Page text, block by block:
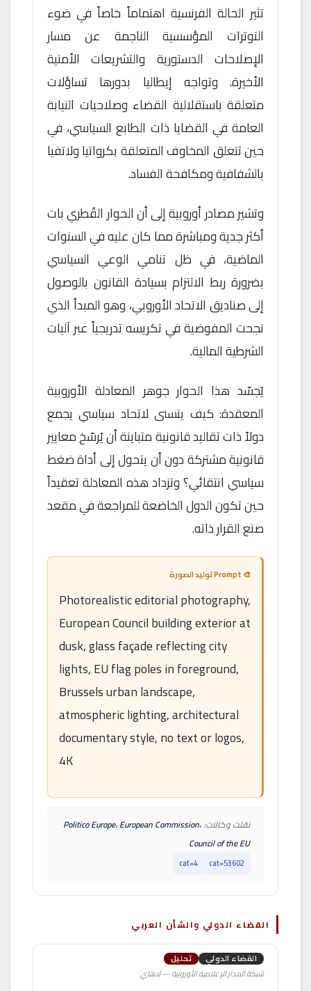
تثير الحالة الفرنسية اهتماماً خاصاً في ضوء
التوترات المؤسسية الناجمة عن مسار
الإصلاحات الدستورية والتشريعات الأمنية
الأخيرة. وتواجه إيطاليا بدورها تساؤلات
متعلقة باستقلالية القضاء وصلاحيات النيابة
العامة في القضايا ذات الطابع السياسي، في
حين تتعلق المخاوف المتعلقة بكرواتيا ولاتفيا
بالشفافية ومكافحة الفساد.
وتشير مصادر أوروبية إلى أن الحوار القُطري بات
أكثر جدية ومباشرة مما كان عليه في السنوات
الماضية، في ظل تنامي الوعي السياسي
بضرورة ربط الالتزام بسيادة القانون بالوصول
إلى صناديق الاتحاد الأوروبي، وهو المبدأ الذي
نجحت المفوضية في تكريسه تدريجياً عبر آليات
الشرطية المالية.
يُجسّد هذا الحوار جوهر المعادلة الأوروبية
المعقدة: كيف يتسنى لاتحاد سياسي يجمع
دولاً ذات تقاليد قانونية متباينة أن يُرسّخ معايير
قانونية مشتركة دون أن يتحول إلى أداة ضغط
سياسي انتقائي؟ وتزداد هذه المعادلة تعقيداً
حين تكون الدول الخاضعة للمراجعة في مقعد
صنع القرار ذاته.
🎨 Prompt توليد الصورة
Photorealistic editorial photography,
European Council building exterior at
dusk, glass façade reflecting city
lights, EU flag poles in foreground,
Brussels urban landscape,
atmospheric lighting, architectural
documentary style, no text or logos,
4K
نقلت وكالات:Politico Europe، European Commission،
Council of the EU
cat=53602
cat=4
القضاء الدولي والشأن العربي
القضاء الدولي
تحليل
شبكة المدار الإعلامية الأوروبية — لاهاي